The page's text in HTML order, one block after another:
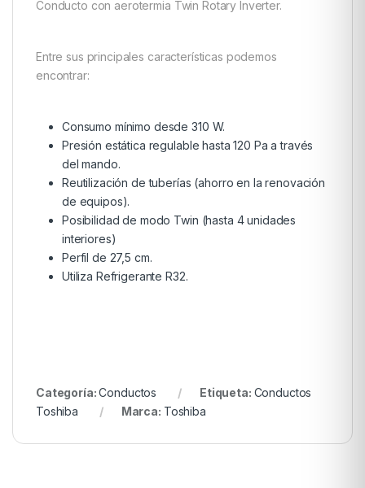
Conducto con aerotermia Twin Rotary Inverter.
Entre sus principales características podemos
encontrar:
Consumo mínimo desde 310 W.
Presión estática regulable hasta 120 Pa a través
del mando.
Reutilización de tuberías (ahorro en la renovación
de equipos).
Posibilidad de modo Twin (hasta 4 unidades
interiores)
Perfil de 27,5 cm.
Utiliza Refrigerante R32.
Categoría:Conductos Etiqueta: Conductos
Toshiba
Marca: Toshiba